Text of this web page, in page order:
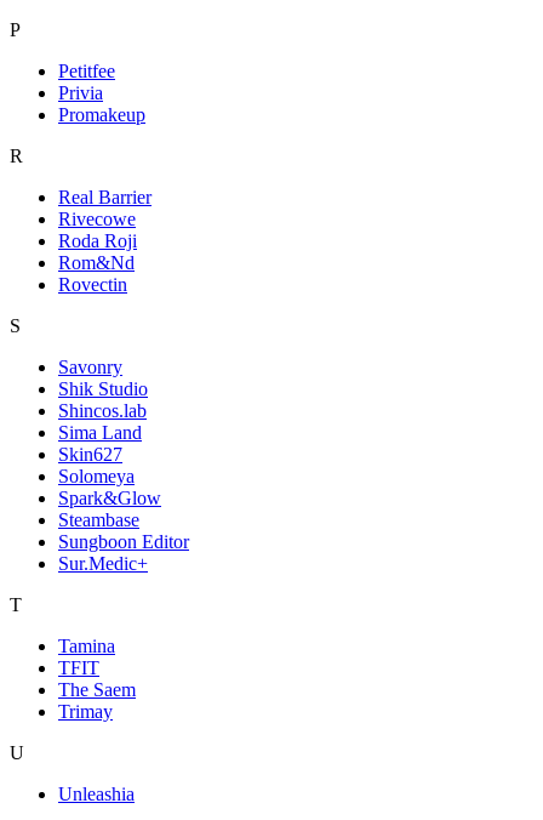
P
Petitfee
Privia
Promakeup
R
Real Barrier
Rivecowe
Roda Roji
Rom&Nd
Rovectin
S
Savonry
Shik Studio
Shincos.lab
Sima Land
Skin627
Solomeya
Spark&Glow
Steambase
Sungboon Editor
Sur.Medic+
T
Tamina
TFIT
The Saem
Trimay
U
Unleashia